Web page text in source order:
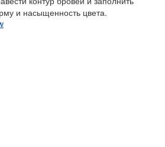
и насыщенность цвета.